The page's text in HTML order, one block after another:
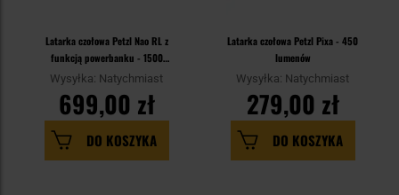
Latarka czołowa Petzl Nao RL z
funkcją powerbanku - 1500
lumenów
Wysyłka: Natychmiast
699,00 zł
DO KOSZYKA
Latarka czołowa Petzl Pixa - 450
lumenów
Wysyłka: Natychmiast
279,00 zł
DO KOSZYKA